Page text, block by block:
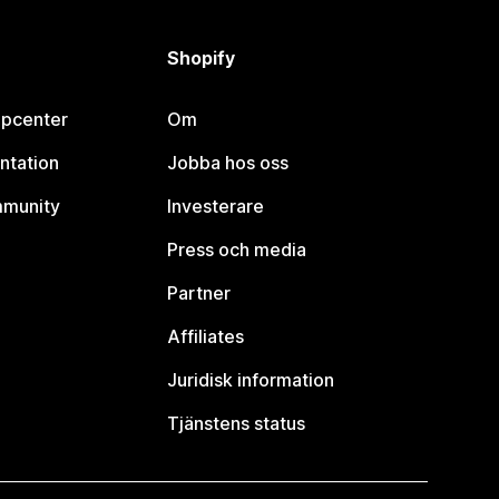
Shopify
Om
Jobba hos oss
Investerare
Press och media
Partner
Affiliates
Juridisk information
Tjänstens status